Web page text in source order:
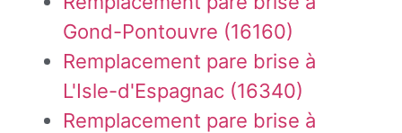
Gond-Pontouvre (16160)
Remplacement pare brise à
L'Isle-d'Espagnac (16340)
Remplacement pare brise à